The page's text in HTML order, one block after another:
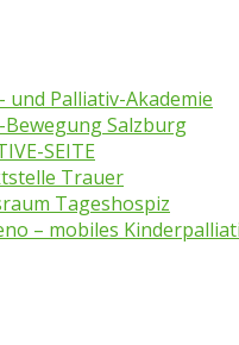
und Palliativ-Akademie
Bewegung Salzburg
SEITE
Trauer
Tageshospiz
– mobiles